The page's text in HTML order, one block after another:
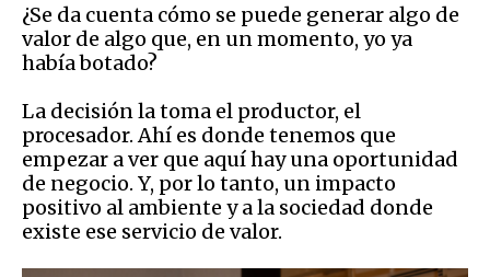
¿Se da cuenta cómo se puede generar algo de
valor de algo que, en un momento, yo ya
había botado?
La decisión la toma el productor, el
procesador. Ahí es donde tenemos que
empezar a ver que aquí hay una oportunidad
de negocio. Y, por lo tanto, un impacto
positivo al ambiente y a la sociedad donde
existe ese servicio de valor.